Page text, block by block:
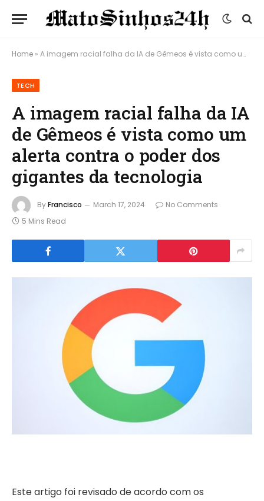
Home » A imagem racial falha da IA ​​de Gêmeos é vista como um alerta contra o poder dos gigantes da tecnologia
TECH
A imagem racial falha da IA
​​de Gêmeos é vista como um
alerta contra o poder dos
gigantes da tecnologia
ByFrancisco March 17, 2024
No Comments
5 Mins Read
Este artigo foi revisado de acordo com os